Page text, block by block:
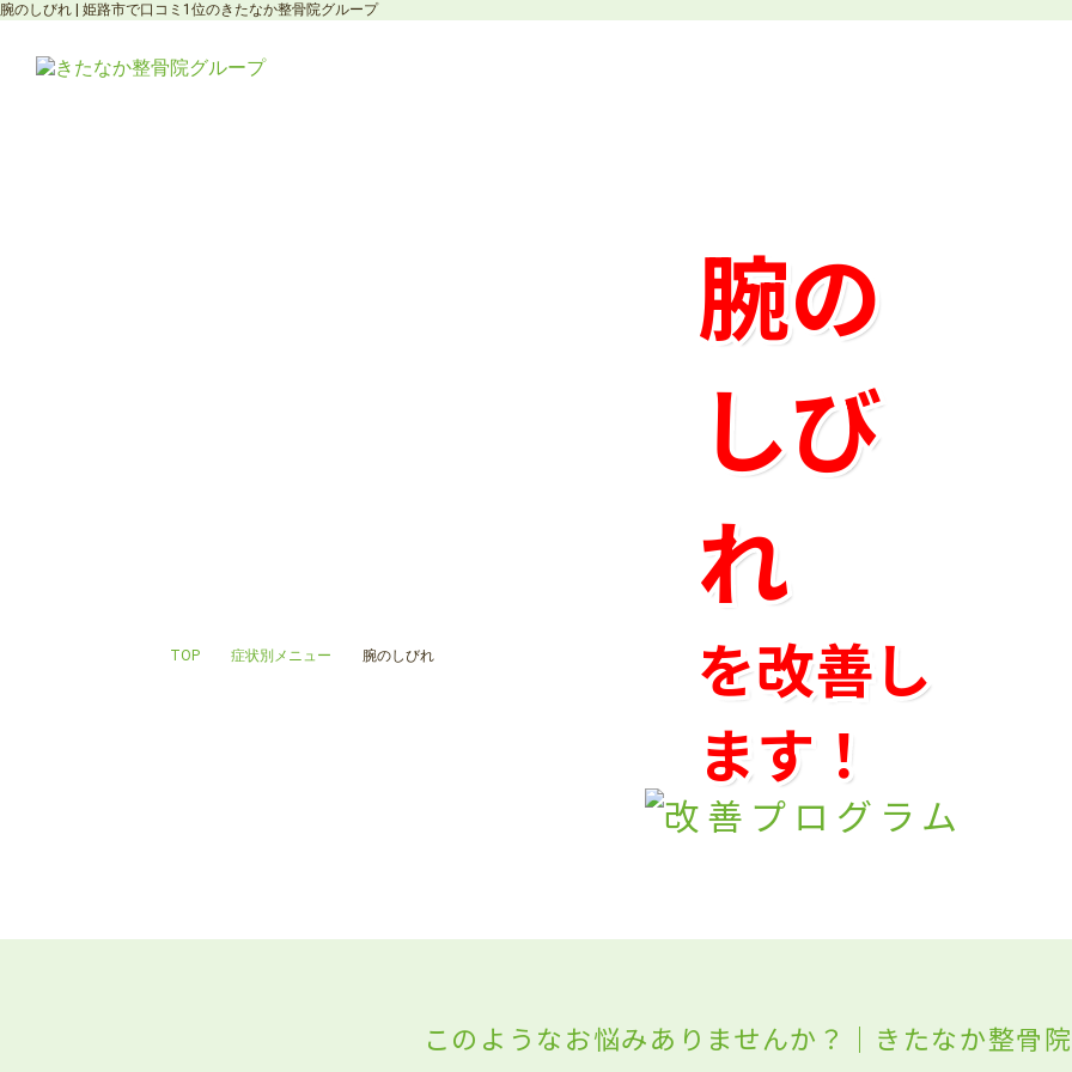
腕のしびれ | 姫路市で口コミ1位のきたなか整骨院グループ
MENU
TOP 症状別メニュー 腕のしびれ
腕の
しび
れ
を改善し
ます！
このようなお悩みありませんか？｜きたなか整骨